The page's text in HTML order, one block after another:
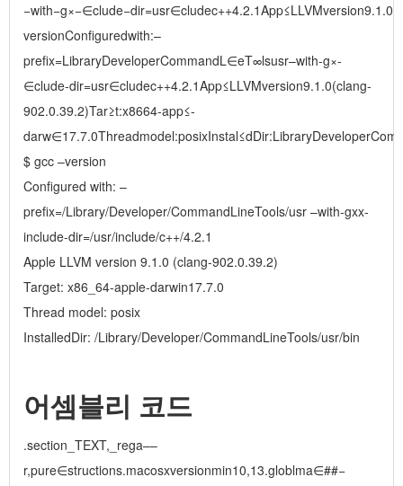
versionConfiguredwith:–
prefix=LibraryDeveloperCommandL∈eT∞lsusr–with-g×-
∈clude-dir=usr∈cludec++4.2.1App≤LLVMversion9.1.0(clang-
902.0.39.2)Tar≥t:x8664-app≤-
$ gcc –version
Configured with: –
prefix=/Library/Developer/CommandLineTools/usr –with-gxx-
include-dir=/usr/include/c++/4.2.1
Apple LLVM version 9.1.0 (clang-902.0.39.2)
Target: x86_64-apple-darwin17.7.0
Thread model: posix
InstalledDir: /Library/Developer/CommandLineTools/usr/bin
어셈블리 코드
.section_TEXT,_rega––
r,pure∈structions.macosxversionmin10,13.globlma∈##−